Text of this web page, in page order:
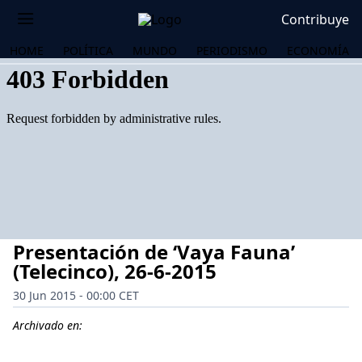
Contribuye
HOME POLÍTICA MUNDO PERIODISMO ECONOMÍA
Presentación de ‘Vaya Fauna’
(Telecinco), 26-6-2015
30 Jun 2015 - 00:00 CET
Archivado en: